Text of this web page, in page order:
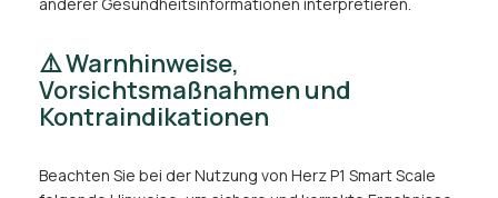
anderer Gesundheitsinformationen interpretieren.
⚠️ Warnhinweise,
Vorsichtsmaßnahmen und
Kontraindikationen
Beachten Sie bei der Nutzung von Herz P1 Smart Scale